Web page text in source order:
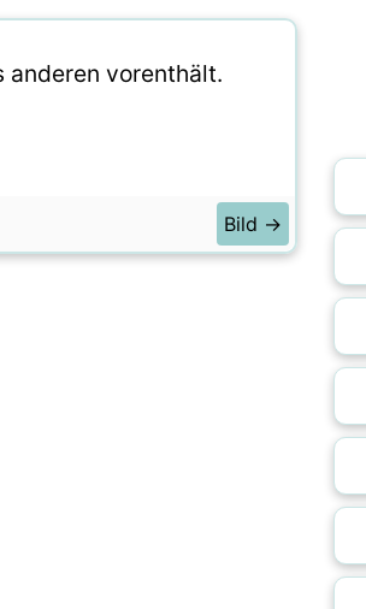
anderen vorenthält.
Bild →